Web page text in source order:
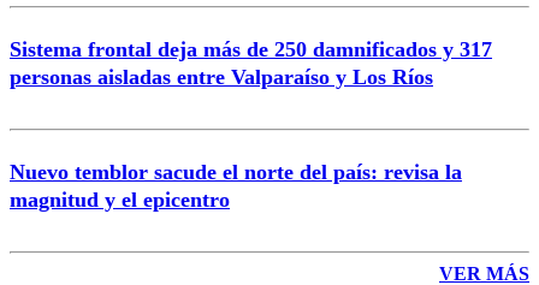
Sistema frontal deja más de 250 damnificados y 317
personas aisladas entre Valparaíso y Los Ríos
Nuevo temblor sacude el norte del país: revisa la
magnitud y el epicentro
VER MÁS